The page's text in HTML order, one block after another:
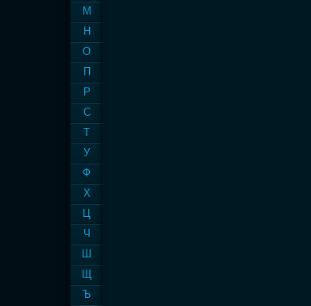
М
Н
О
П
Р
С
Т
У
Ф
Х
Ц
Ч
Ш
Щ
Ъ